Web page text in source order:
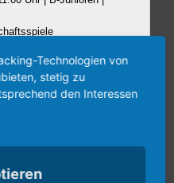
Technologien von
stetig zu
den Interessen